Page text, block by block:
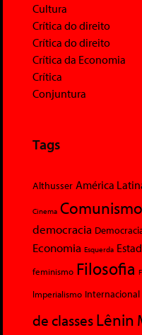
Cultura
Crítica do direito
Crítica do direito
Crítica da Economia
Crítica
Conjuntura
Tags
Althusser América
Cinema Comunismo
democracia
Economia Esquerda
feminismo Filosofia
Imperialismo Internacional
de classesLênin